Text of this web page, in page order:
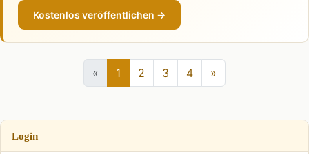
Kostenlos veröffentlichen →
« 1 2 3 4 »
Login